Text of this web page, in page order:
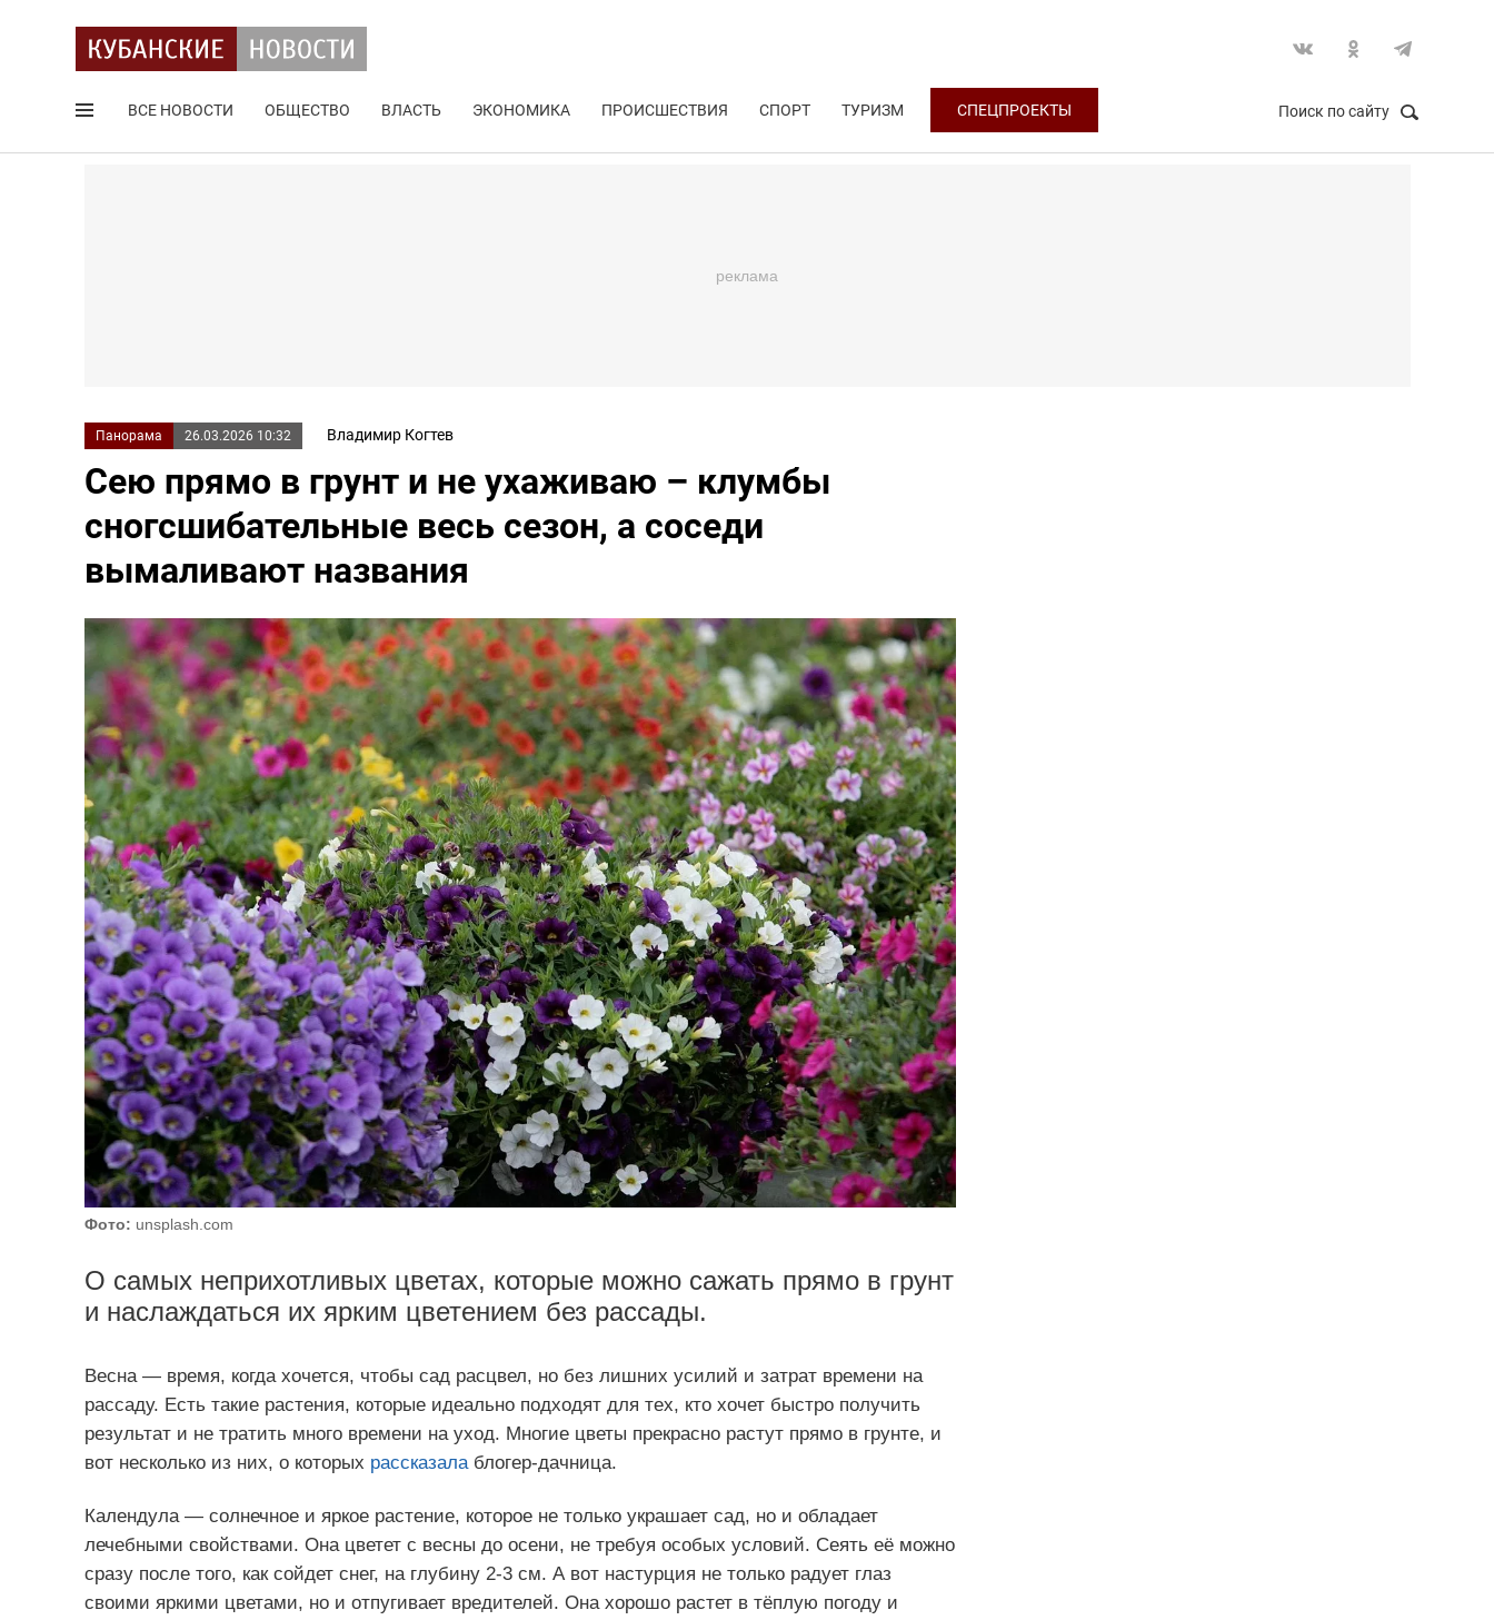
ВСЕ НОВОСТИ ОБЩЕСТВО ВЛАСТЬ ЭКОНОМИКА ПРОИСШЕСТВИЯ СПОРТ ТУРИЗМ СПЕЦПРОЕКТЫ Поиск по сайту
Панорама 26.03.2026 10:32 Владимир Когтев
Сею прямо в грунт и не ухаживаю – клумбы
сногсшибательные весь сезон, а соседи
вымаливают названия
Фото: unsplash.com
О самых неприхотливых цветах, которые можно сажать прямо в грунт
и наслаждаться их ярким цветением без рассады.
Весна — время, когда хочется, чтобы сад расцвел, но без лишних усилий и затрат времени на
рассаду. Есть такие растения, которые идеально подходят для тех, кто хочет быстро получить
результат и не тратить много времени на уход. Многие цветы прекрасно растут прямо в грунте, и
вот несколько из них, о которых рассказалаблогер-дачница.
Календула — солнечное и яркое растение, которое не только украшает сад, но и обладает
лечебными свойствами. Она цветет с весны до осени, не требуя особых условий. Сеять её можно
сразу после того, как сойдет снег, на глубину 2-3 см. А вот настурция не только радует глаз
своими яркими цветами, но и отпугивает вредителей. Она хорошо растет в тёплую погоду и